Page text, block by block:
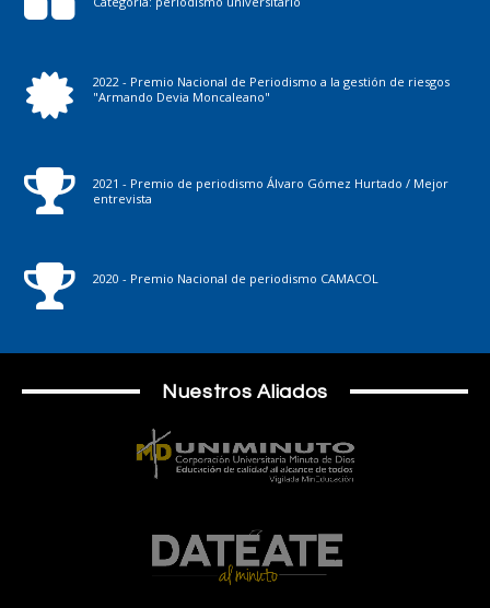
2022 - Premio Nacional de Periodismo a la gestión de riesgos
"Armando Devia Moncaleano"
2021 - Premio de periodismo Álvaro Gómez Hurtado / Mejor
entrevista
2020 - Premio Nacional de periodismo CAMACOL
Nuestros Aliados